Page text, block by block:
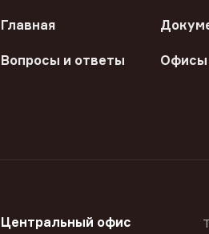
Главная
Вопросы и ответы Офисы
Центральный офис